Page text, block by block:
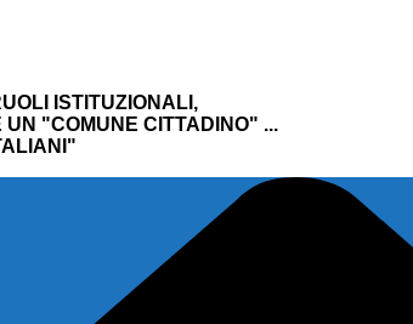
ISTITUZIONALI,
"COMUNE CITTADINO" ...